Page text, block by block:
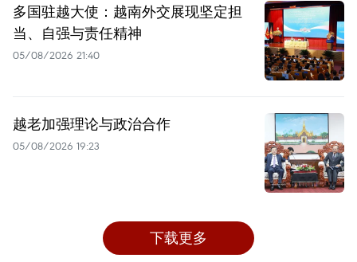
多国驻越大使：越南外交展现坚定担
当、自强与责任精神
05/08/2026 21:40
越老加强理论与政治合作
05/08/2026 19:23
下载更多